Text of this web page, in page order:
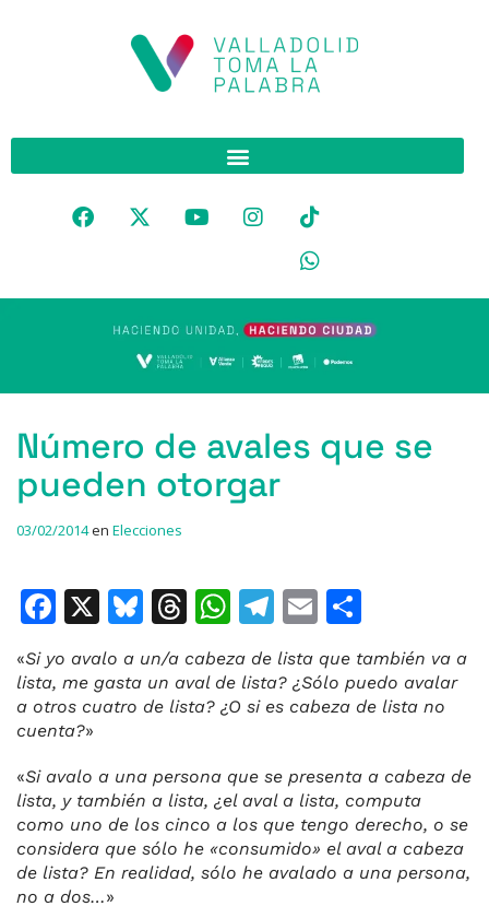
Número de avales que se
pueden otorgar
03/02/2014en Elecciones
F
c
e
b
o
o
k
X
Bl
e
s
y
T
re
a
s
W
at
s
p
p
T
el
e
gr
m
E
ai
l
m
p
ti
r
«Si yo avalo a un/a cabeza de lista que también va a
lista, me gasta un aval de lista? ¿Sólo puedo avalar
a otros cuatro de lista? ¿O si es cabeza de lista no
cuenta?»
«Si avalo a una persona que se presenta a cabeza de
lista, y también a lista, ¿el aval a lista, computa
como uno de los cinco a los que tengo derecho, o se
considera que sólo he «consumido» el aval a cabeza
de lista? En realidad, sólo he avalado a una persona,
no a dos…»